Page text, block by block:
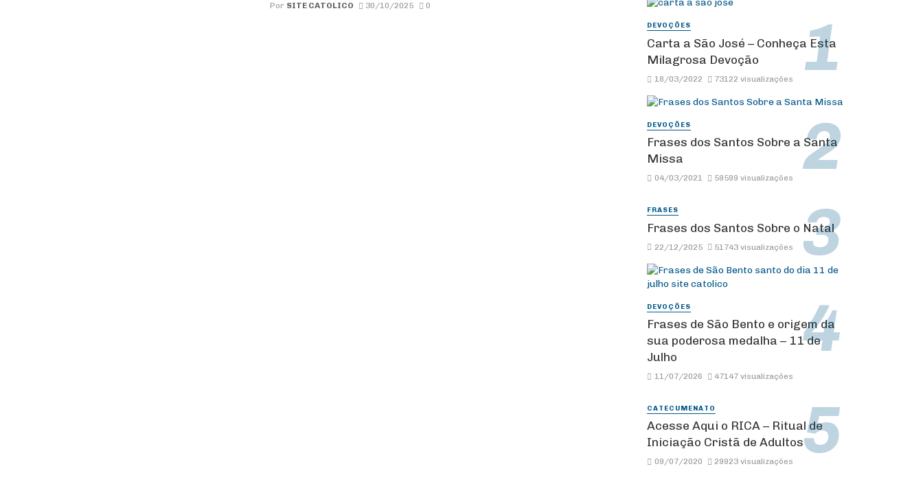
Por SITE CATOLICO 30/10/2025 0
DEVOÇÕES
Carta a São José – Conheça Esta
Milagrosa Devoção
18/03/2022 73122 visualizações
DEVOÇÕES
Frases dos Santos Sobre a Santa
Missa
04/03/2021 59599 visualizações
FRASES
Frases dos Santos Sobre o Natal
22/12/2025 51743 visualizações
DEVOÇÕES
Frases de São Bento e origem da
sua poderosa medalha – 11 de
Julho
11/07/2026 47147 visualizações
CATECUMENATO
Acesse Aqui o RICA – Ritual de
Iniciação Cristã de Adultos
09/07/2020 29923 visualizações